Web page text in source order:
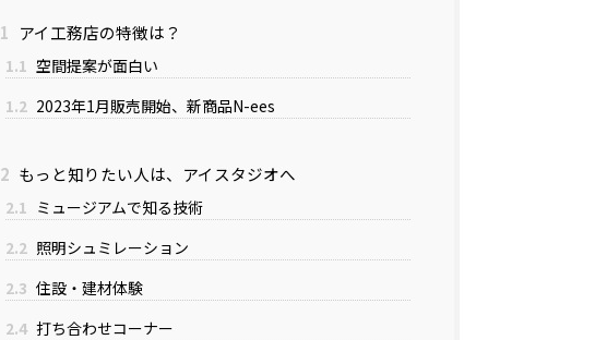
1 アイ工務店の特徴は？
1.1 空間提案が面白い
1.2 2023年1月販売開始、新商品N-ees
2 もっと知りたい人は、アイスタジオへ
2.1 ミュージアムで知る技術
2.2 照明シュミレーション
2.3 住設・建材体験
2.4 打ち合わせコーナー